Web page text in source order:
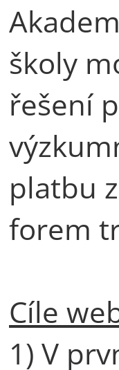
školy
řešení
platbu
forem
Cíle
1) V